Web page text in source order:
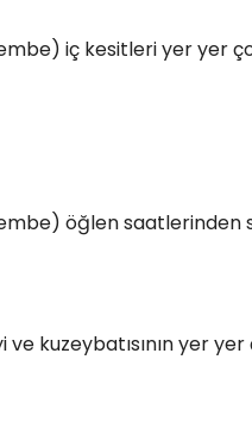
iç kesitleri yer yer
öğlen
ve kuzeybatısının yer